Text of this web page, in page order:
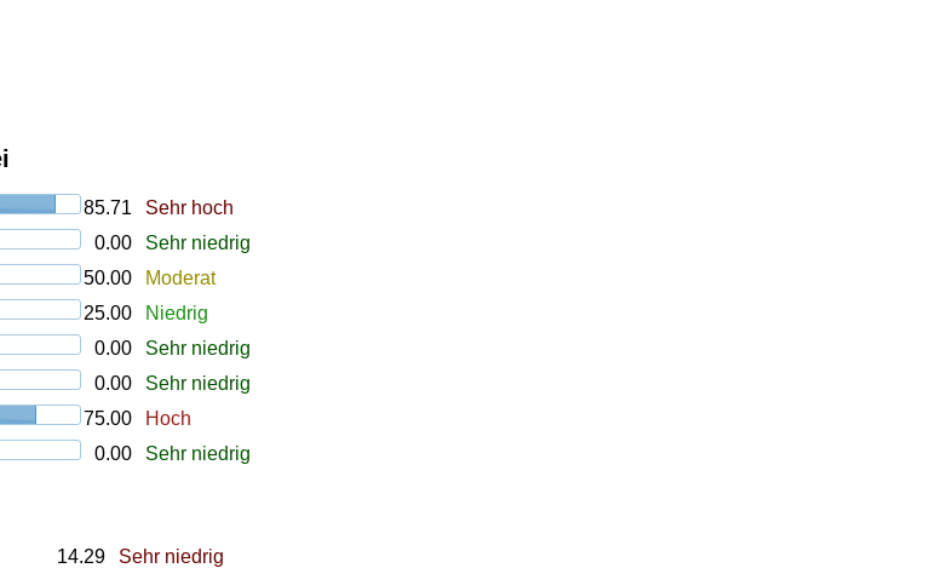
85.71
Sehr hoch
0.00
Sehr niedrig
50.00
Moderat
25.00
Niedrig
0.00
Sehr niedrig
0.00
Sehr niedrig
75.00
Hoch
0.00 Sehr niedrig
14.29
Sehr niedrig